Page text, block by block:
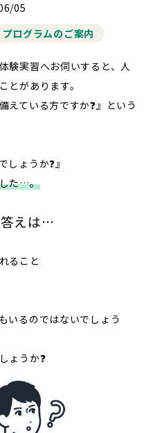
05
プログラムのご案内
験実習へお伺いすると、人
とがあります。
えている方ですか❓』という
ょうか❓』
た…。
答えは…
ること
いるのではないでしょう
ょうか❓